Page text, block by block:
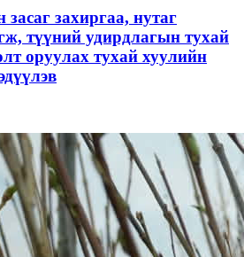
захиргаа, нутаг
түүний удирдлагын тухай
оруулах тухай хуулийн